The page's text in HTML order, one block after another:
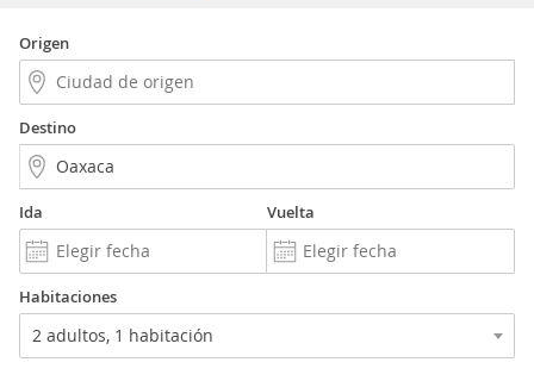
Origen
Destino
Ida Vuelta
Habitaciones